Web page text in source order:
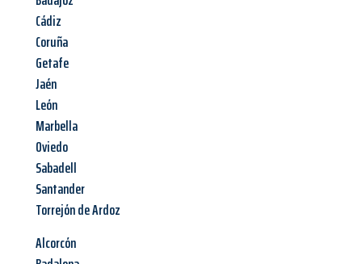
Cádiz
Coruña
Getafe
Jaén
León
Marbella
Oviedo
Sabadell
Santander
Torrejón de Ardoz
Alcorcón